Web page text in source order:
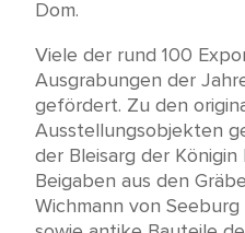
Dom.
Viele der rund 100
Ausgrabungen der
gefördert. Zu den
Ausstellungsobjekten
der Bleisarg der
Beigaben aus den
Wichmann von